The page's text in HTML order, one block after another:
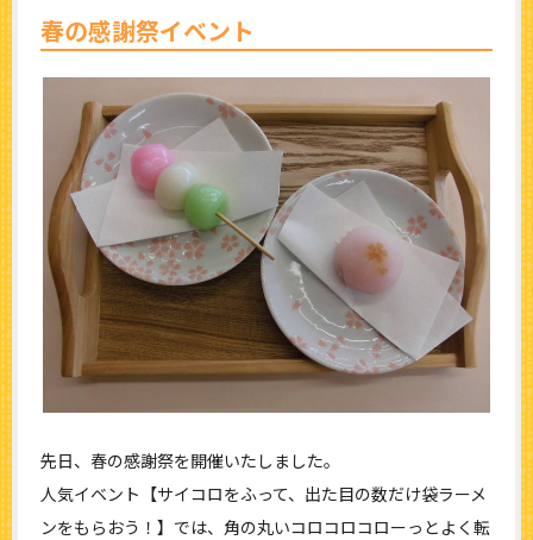
春の感謝祭イベント
先日、春の感謝祭を開催いたしました。
人気イベント【サイコロをふって、出た目の数だけ袋ラーメ
ンをもらおう！】では、角の丸いコロコロコローっとよく転